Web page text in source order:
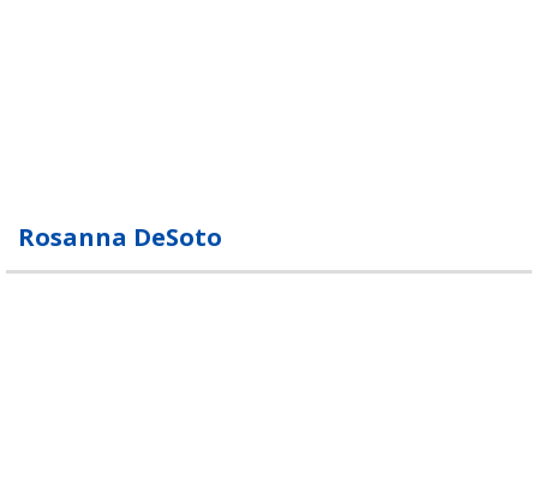
Rosanna DeSoto